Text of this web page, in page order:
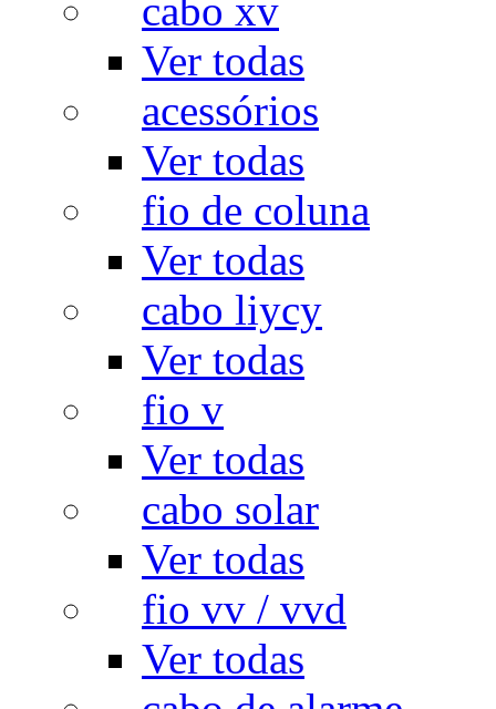
cabo xv
Ver todas
acessórios
Ver todas
fio de coluna
Ver todas
cabo liycy
Ver todas
fio v
Ver todas
cabo solar
Ver todas
fio vv / vvd
Ver todas